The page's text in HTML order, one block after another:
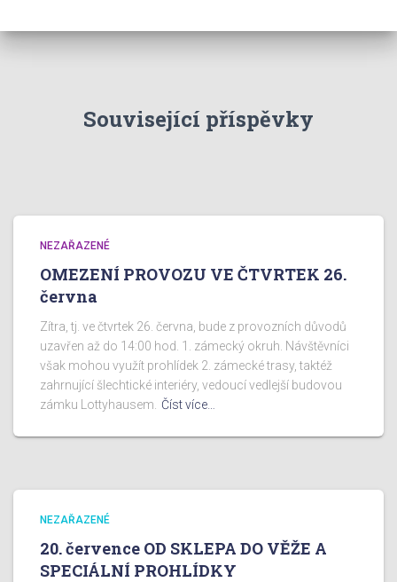
Související příspěvky
NEZAŘAZENÉ
OMEZENÍ PROVOZU VE ČTVRTEK 26.
června
Zítra, tj. ve čtvrtek 26. června, bude z provozních důvodů
uzavřen až do 14:00 hod. 1. zámecký okruh. Návštěvníci
však mohou využít prohlídek 2. zámecké trasy, taktéž
zahrnující šlechtické interiéry, vedoucí vedlejší budovou
zámku Lottyhausem.
Číst více…
NEZAŘAZENÉ
20. července OD SKLEPA DO VĚŽE A
SPECIÁLNÍ PROHLÍDKY